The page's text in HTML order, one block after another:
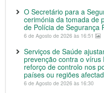
O Secretário para a
cerimónia da tomada de
de Polícia de Segurança
6 de Agosto de 2026 às 16:51
Serviços de Saúde
prevenção contra o
reforço de controlo nos
países ou regiões
6 de Agosto de 2026 às 16:30